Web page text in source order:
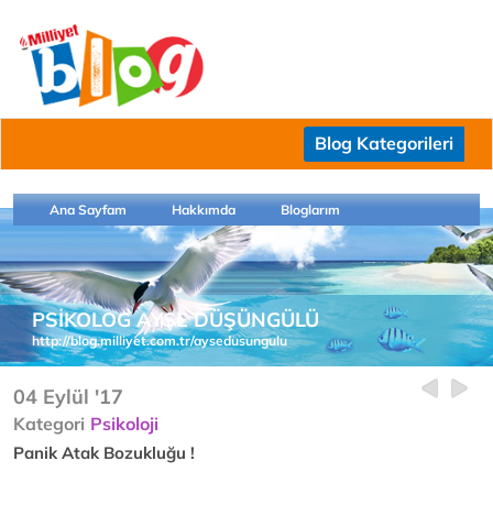
Blog Kategorileri
Ana Sayfam Hakkımda Bloglarım
PSİKOLOG AYŞE DÜŞÜNGÜLÜ
http://blog.milliyet.com.tr/aysedusungulu
04 Eylül '17
Kategori Psikoloji
Panik Atak Bozukluğu !